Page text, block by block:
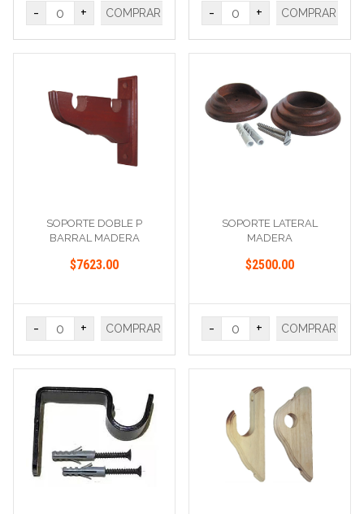
- + COMPRAR - + COMPRAR
SOPORTE DOBLE P
BARRAL MADERA
$7623.00
- + COMPRAR
SOPORTE LATERAL
MADERA
$2500.00
- + COMPRAR